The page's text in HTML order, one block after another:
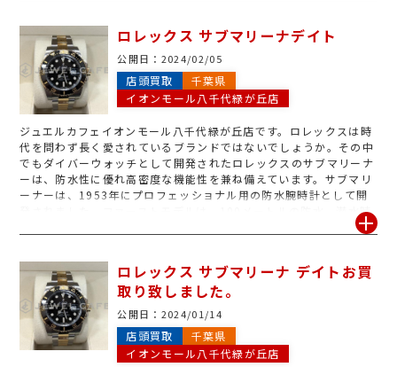
ンズ、レディース共に人気の時計です。
ロレックス サブマリーナデイト
公開日： 2024/02/05
店頭買取
千葉県
イオンモール八千代緑が丘店
ジュエルカフェイオンモール八千代緑が丘店です。ロレックスは時
代を問わず長く愛されているブランドではないでしょうか。その中
でもダイバーウォッチとして開発されたロレックスのサブマリーナ
ーは、防水性に優れ高密度な機能性を兼ね備えています。サブマリ
ーナーは、1953年にプロフェッショナル用の防水腕時計として開
発されました。ファーストモデルは、100メートルの防水、潜水時
間を計測するための回転ベゼルが備え付けられています。2010年
高めています。独自の開発により耐磁性・耐震性を向上させ、また
潜水時間や減圧停止を正確に測定することも可能にしました。ま
た、アンティーク時計としても高い人気です。レアなものでは、ミ
リサブと呼ばれるイギリス軍のオーダーに確立し見栄えが良くハイ
ステータス感を演出します。文字盤のドットの部分にはクロマライ
ト夜光を塗布し、青白い光で暗がりには存在感を放ちます。ご自宅
に眠った時計がございましたら、 ぜひ一度お持ち込みください。
ロレックス サブマリーナ デイトお買
取り致しました。
公開日： 2024/01/14
店頭買取
千葉県
イオンモール八千代緑が丘店